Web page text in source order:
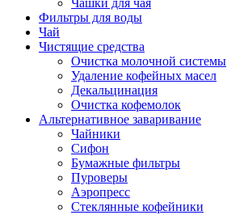
Чашки для чая
Фильтры для воды
Чай
Чистящие средства
Очистка молочной системы
Удаление кофейных масел
Декальцинация
Очистка кофемолок
Альтернативное заваривание
Чайники
Сифон
Бумажные фильтры
Пуроверы
Аэропресс
Стеклянные кофейники